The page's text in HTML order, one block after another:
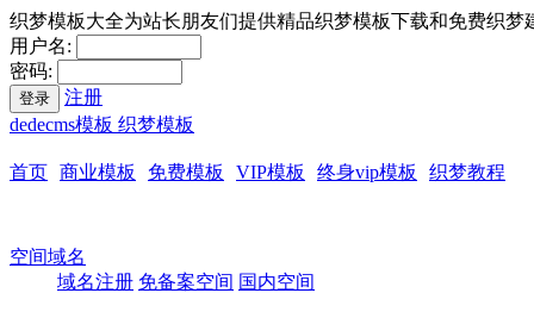
织梦模板大全为站长朋友们提供精品织梦模板下载和免费织梦
用户名:
密码:
登录
注册
dedecms模板 织梦模板
首页 商业模板 免费模板 VIP模板 终身vip模板 织梦教程
空间域名
域名注册 免备案空间 国内空间